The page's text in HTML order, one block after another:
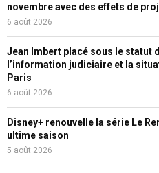
novembre avec des effets de
6 août 2026
Jean Imbert placé sous le statut
l’information judiciaire et la
Paris
6 août 2026
Disney+ renouvelle la série Le
ultime saison
5 août 2026